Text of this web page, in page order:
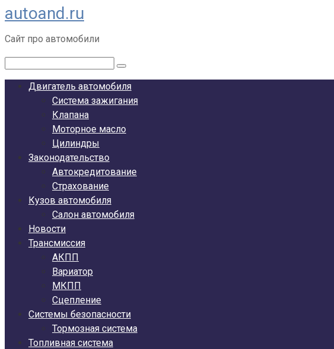
Перейти
к
контенту
autoand.ru
Сайт про автомобили
Двигатель автомобиля
Система зажигания
Клапана
Моторное масло
Цилиндры
Законодательство
Автокредитование
Страхование
Кузов автомобиля
Салон автомобиля
Новости
Трансмиссия
АКПП
Вариатор
МКПП
Сцепление
Системы безопасности
Тормозная система
Топливная система